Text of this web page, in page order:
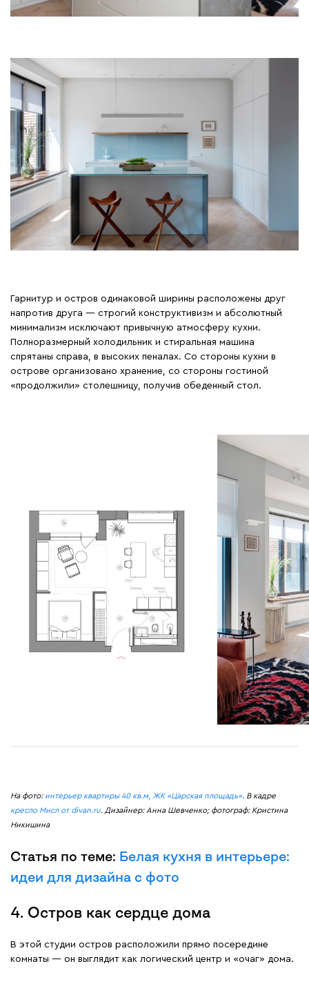
Гарнитур и остров одинаковой ширины расположены друг
напротив друга — строгий конструктивизм и абсолютный
минимализм исключают привычную атмосферу кухни.
Полноразмерный холодильник и стиральная машина
спрятаны справа, в высоких пеналах. Со стороны кухни в
острове организовано хранение, со стороны гостиной
«продолжили» столешницу, получив обеденный стол.
На фото: интерьер квартиры 40 кв.м, ЖК «Царская площадь». В кадре
кресло Мисл от divan.ru. Дизайнер: Анна Шевченко; фотограф: Кристина
Никишина
Статья по теме: Белая кухня в интерьере:
идеи для дизайна с фото
4. Остров как сердце дома
В этой студии остров расположили прямо посередине
комнаты — он выглядит как логический центр и «очаг» дома.